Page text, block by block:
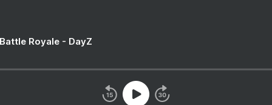
Royale - DayZ